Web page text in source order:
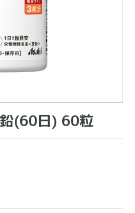
(60日) 60粒